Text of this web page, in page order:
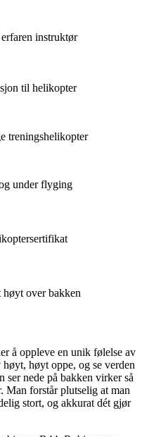
instruktør
til helikopter
treningshelikopter
under flyging
over bakken
å oppleve en unik følelse av
høyt oppe, og se verden
ser nede på bakken virker så
Man forstår plutselig at man
stort, og akkurat dét gjør